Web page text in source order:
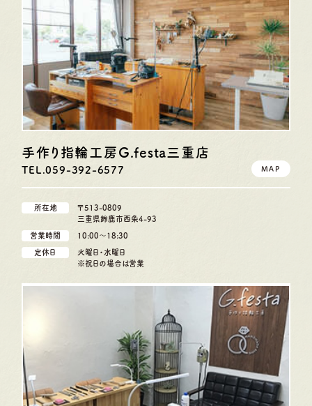
手作り指輪工房G.festa三重店
TEL.059-392-6577 MAP
所在地
〒513-0809
三重県鈴鹿市西条4-93
営業時間 10:00〜18:30
定休日
火曜日・水曜日
※祝日の場合は営業